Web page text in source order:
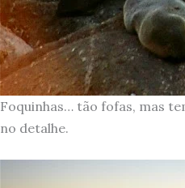
Foquinhas… tão fofas, mas
no detalhe.